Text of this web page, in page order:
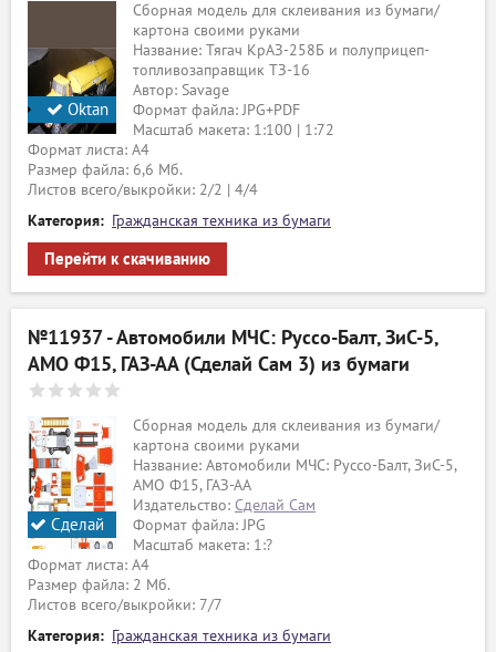
Oktan
Сборная модель для склеивания из бумаги/
картона своими руками
Название: Тягач КрАЗ-258Б и полуприцеп-
топливозаправщик ТЗ-16
Автор: Savage
Формат файла: JPG+PDF
Масштаб макета: 1:100 | 1:72
Формат листа: А4
Размер файла: 6,6 Мб.
Листов всего/выкройки: 2/2 | 4/4
Категория: Гражданская техника из бумаги
Перейти к скачиванию
№11937 - Автомобили МЧС: Руссо-Балт, ЗиС-5,
АМО Ф15, ГАЗ-АА (Сделай Сам 3) из бумаги
Сделай
сам
Сборная модель для склеивания из бумаги/
картона своими руками
Название: Автомобили МЧС: Руссо-Балт, ЗиС-5,
АМО Ф15, ГАЗ-АА
Издательство: Сделай Сам
Формат файла: JPG
Масштаб макета: 1:?
Формат листа: А4
Размер файла: 2 Мб.
Листов всего/выкройки: 7/7
Категория: Гражданская техника из бумаги